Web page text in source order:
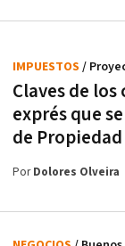
Claves de
exprés que
de
IMPUESTOS /
PorDolores Olveira